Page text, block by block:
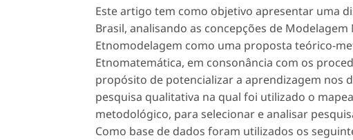
Este artigo tem como objetivo apresentar uma
Brasil, analisando as concepções de
Etnomodelagem como uma proposta teórico-
Etnomatemática, em consonância com os
propósito de potencializar a aprendizagem nos
pesquisa qualitativa na qual foi utilizado o
metodológico, para selecionar e analisar
Como base de dados foram utilizados os